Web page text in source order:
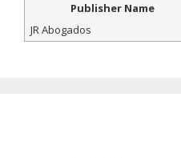
Publisher Name
JR Abogados